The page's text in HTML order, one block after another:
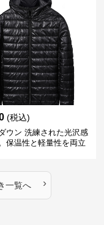
(税込)
ウン 洗練された光沢感
保温性と軽量性を両立
一覧へ ›